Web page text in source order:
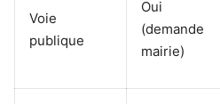
Voie
publique
Oui
(demande
mairie)